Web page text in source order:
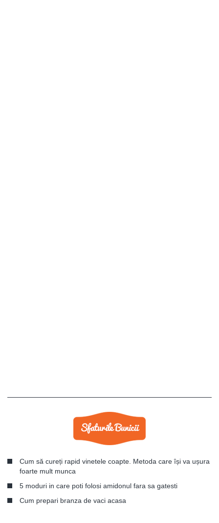
Cum să cureți rapid vinetele coapte. Metoda care își va ușura
foarte mult munca
5 moduri in care poti folosi amidonul fara sa gatesti
Cum prepari branza de vaci acasa